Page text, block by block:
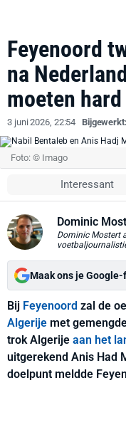
Feyenoord
na
moeten
3 juni 2026, 22:54 Bijgewerkt:
Foto: © Imago
Interessant
Dominic
Dominic Mostert
Maak ons je
Bij Feyenoord zal de
Algerije met
trok Algerije aan het
uitgerekend Anis Had
doelpunt meldde